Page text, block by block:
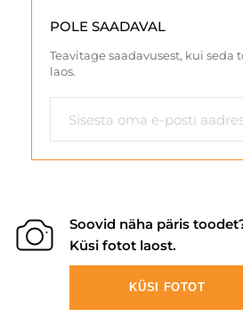
POLE SAADAVAL
Teavitage saadavusest, kui seda
laos.
Soovid näha päris
Küsi fotot laost.
KÜSI FOTOT